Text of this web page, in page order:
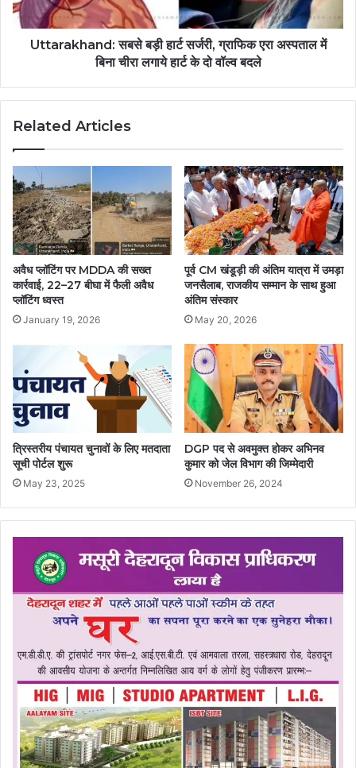
Uttarakhand: सबसे बड़ी हार्ट सर्जरी, ग्राफिक एरा अस्पताल में
बिना चीरा लगाये हार्ट के दो वॉल्व बदले
Related Articles
अवैध प्लॉटिंग पर MDDA की सख्त
कार्रवाई, 22–27 बीघा में फैली अवैध
प्लॉटिंग ध्वस्त
January 19, 2026
पूर्व CM खंडूड़ी की अंतिम यात्रा में उमड़ा
जनसैलाब, राजकीय सम्मान के साथ हुआ
अंतिम संस्कार
May 20, 2026
त्रिस्तरीय पंचायत चुनावों के लिए मतदाता
सूची पोर्टल शुरू
May 23, 2025
DGP पद से अवमुक्त होकर अभिनव
कुमार को जेल विभाग की जिम्मेदारी
November 26, 2024